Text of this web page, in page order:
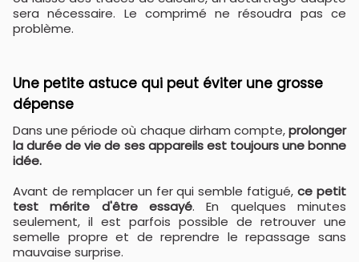
sera nécessaire. Le comprimé ne résoudra pas ce
problème.
Une petite astuce qui peut éviter une grosse
dépense
Dans une période où chaque dirham compte,prolonger
la durée de vie de ses appareils est toujours une bonne
idée.
Avant de remplacer un fer qui semble fatigué, ce petit
test mérite d'être essayé. En quelques minutes
seulement, il est parfois possible de retrouver une
semelle propre et de reprendre le repassage sans
mauvaise surprise.